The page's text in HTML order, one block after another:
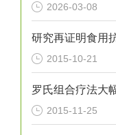
2026-03-08
2015-10-21
2015-11-25